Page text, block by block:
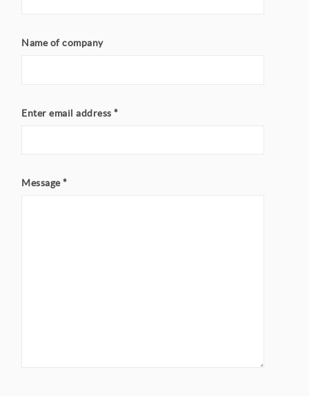
Name of company
Enter email address *
Message*